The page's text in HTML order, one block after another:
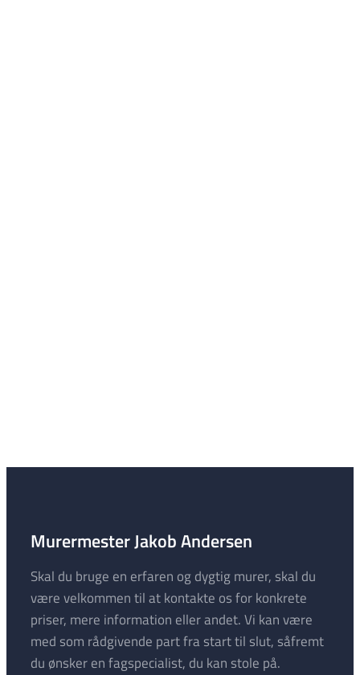
Murermester Jakob Andersen
Skal du bruge en erfaren og dygtig murer, skal du
være velkommen til at kontakte os for konkrete
priser, mere information eller andet. Vi kan være
med som rådgivende part fra start til slut, såfremt
du ønsker en fagspecialist, du kan stole på.